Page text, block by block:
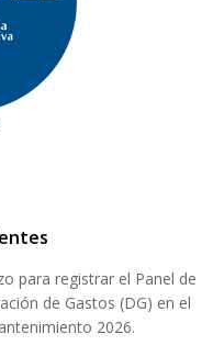
para registrar el Panel de
de Gastos (DG) en el
2026.